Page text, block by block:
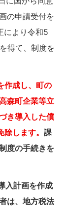
の申請受付を
により令和5
得て、制度を
作成し、町の
森町企業等立
き導入した償
除します。課
度の手続きを
入計画を作成
は、地方税法